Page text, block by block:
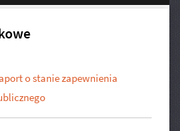
o stanie zapewnienia